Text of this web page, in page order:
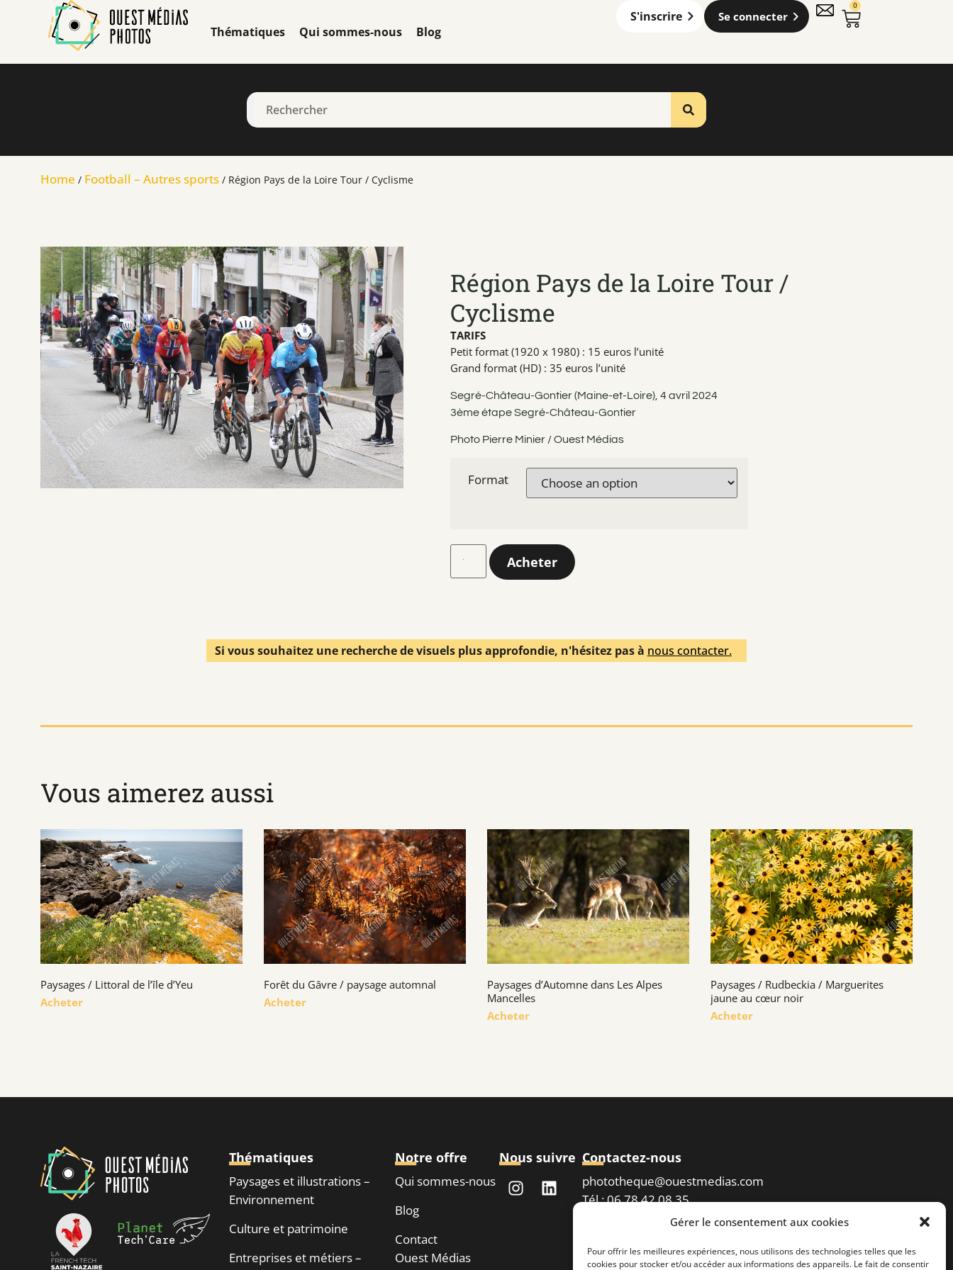
Gérer le consentement aux cookies
Pour offrir les meilleures expériences, nous utilisons des technologies telles que les
cookies pour stocker et/ou accéder aux informations des appareils. Le fait de consentir
Thématiques Qui sommes-nous Blog
S'inscrire Se connecter
0
Home / Football – Autres sports / Région Pays de la Loire Tour / Cyclisme
Région Pays de la Loire Tour /
Cyclisme
TARIFS
Petit format (1920 x 1980) : 15 euros l’unité
Grand format (HD) : 35 euros l’unité
Segré-Château-Gontier (Maine-et-Loire), 4 avril 2024
3ème étape Segré-Château-Gontier
Photo Pierre Minier / Ouest Médias
Format
Acheter
Si vous souhaitez une recherche de visuels plus approfondie, n'hésitez pas à nous contacter.
Vous aimerez aussi
Paysages / Littoral de l’île d’Yeu
Acheter
Forêt du Gâvre / paysage automnal
Acheter
Paysages d’Automne dans Les Alpes
Mancelles
Acheter
Paysages / Rudbeckia / Marguerites
jaune au cœur noir
Acheter
Thématiques
Paysages et illustrations –
Environnement
Culture et patrimoine
Entreprises et métiers –
Notre offre
Qui sommes-nous
Blog
Contact
Ouest Médias
Nous suivre Contactez-nous
phototheque@ouestmedias.com
Tél : 06 78 42 08 35